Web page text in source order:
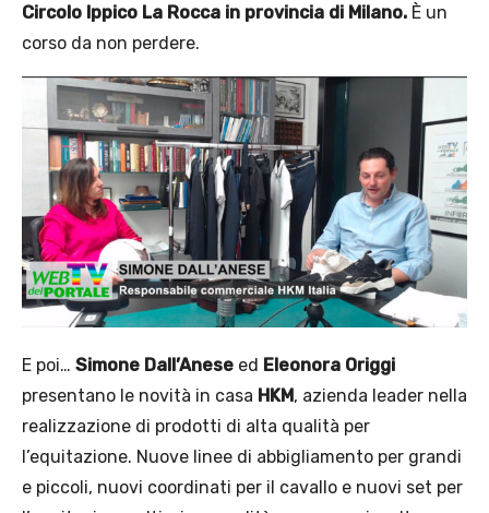
Circolo Ippico La Rocca in provincia di Milano. È un
corso da non perdere.
E poi… Simone Dall’Anese ed Eleonora Origgi
presentano le novità in casa HKM, azienda leader nella
realizzazione di prodotti di alta qualità per
l’equitazione. Nuove linee di abbigliamento per grandi
e piccoli, nuovi coordinati per il cavallo e nuovi set per